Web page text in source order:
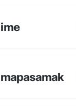
ime
mapasamak